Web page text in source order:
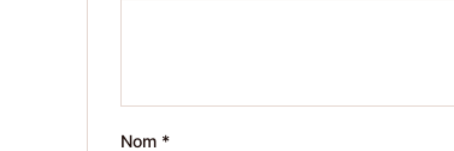
Nom *